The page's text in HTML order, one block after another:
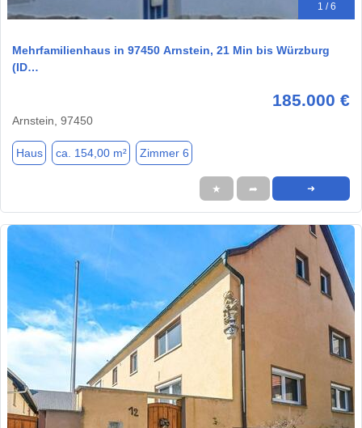
1 / 6
Mehrfamilienhaus in 97450 Arnstein, 21 Min bis Würzburg
(ID…
185.000 €
Arnstein, 97450
Haus ca. 154,00 m² Zimmer 6
★ ➦ ➜